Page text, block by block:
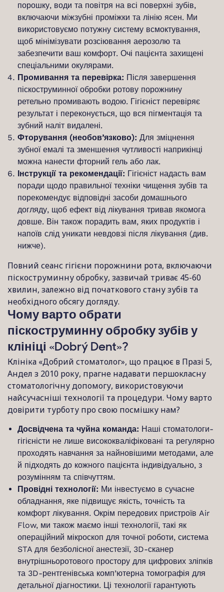
порошку, води та повітря на всі поверхні зубів,
включаючи міжзубні проміжки та лінію ясен. Ми
використовуємо потужну систему всмоктування,
щоб мінімізувати розсіювання аерозолю та
забезпечити ваш комфорт. Очі пацієнта захищені
спеціальними окулярами.
Промивання та перевірка: Після завершення
піскоструминної обробки ротову порожнину
ретельно промивають водою. Гігієніст перевіряє
результат і переконується, що вся пігментація та
зубний наліт видалені.
Фторування (необов’язково): Для зміцнення
зубної емалі та зменшення чутливості наприкінці
можна нанести фторний гель або лак.
Інструкції та рекомендації: Гігієніст надасть вам
поради щодо правильної техніки чищення зубів та
порекомендує відповідні засоби домашнього
догляду, щоб ефект від лікування тривав якомога
довше. Він також порадить вам, яких продуктів і
напоїв слід уникати невдовзі після лікування (див.
нижче).
Повний сеанс гігієни порожнини рота, включаючи
піскоструминну обробку, зазвичай триває 45-60
хвилин, залежно від початкового стану зубів та
необхідного обсягу догляду.
Чому варто обрати
піскоструминну обробку зубів у
клініці «Dobrý Dent»?
Клініка «Добрий стоматолог», що працює в Празі 5,
Андел з 2010 року, прагне надавати першокласну
стоматологічну допомогу, використовуючи
найсучасніші технології та процедури. Чому варто
довірити турботу про свою посмішку нам?
Досвідчена та чуйна команда: Наші стоматологи-
гігієністи не лише висококваліфіковані та регулярно
проходять навчання за найновішими методами, але
й підходять до кожного пацієнта індивідуально, з
розумінням та співчуттям.
Провідні технології: Ми інвестуємо в сучасне
обладнання, яке підвищує якість, точність та
комфорт лікування. Окрім передових пристроїв Air
Flow, ми також маємо інші технології, такі як
операційний мікроскоп для точної роботи, система
STA для безболісної анестезії, 3D-сканер
внутрішньоротового простору для цифрових зліпків
та 3D-рентгенівська комп’ютерна томографія для
детальної діагностики. Ці технології гарантують